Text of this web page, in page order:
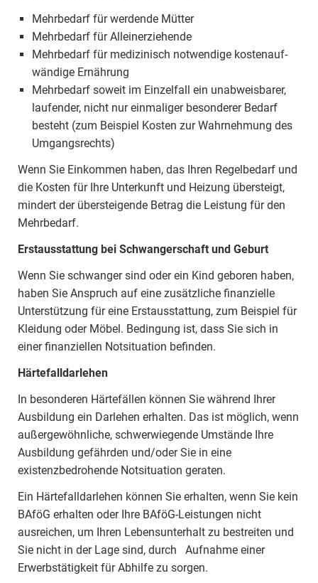
Mehrbedarf für werdende Mütter
Mehrbedarf für Alleinerziehende
Mehrbedarf für medizinisch notwendige kostenauf­
wändige Ernährung
Mehrbedarf soweit im Einzelfall ein unabweisbarer,
laufender, nicht nur einmaliger besonderer Bedarf
besteht (zum Beispiel Kosten zur Wahrnehmung des
Umgangsrechts)
Wenn Sie Einkommen haben, das Ihren Regelbedarf und
die Kosten für Ihre Unterkunft und Heizung übersteigt,
mindert der übersteigende Betrag die Leistung für den
Mehrbedarf.
Erstausstattung bei Schwangerschaft und Geburt
Wenn Sie schwanger sind oder ein Kind geboren haben,
haben Sie Anspruch auf eine zusätzliche finanzielle
Unterstützung für eine Erstausstattung, zum Beispiel für
Kleidung oder Möbel. Bedingung ist, dass Sie sich in
einer finanziellen Notsituation befinden.
Härtefalldarlehen
In besonderen Härtefällen können Sie während Ihrer
Ausbildung ein Darlehen erhalten. Das ist möglich, wenn
außergewöhnliche, schwerwiegende Umstände Ihre
Ausbildung gefährden und/oder Sie in eine
existenzbedrohende Notsituation geraten.
Ein Härtefalldarlehen können Sie erhalten, wenn Sie kein
BAföG erhalten oder Ihre BAföG-Leistungen nicht
ausreichen, um Ihren Lebensunterhalt zu bestreiten und
Sie nicht in der Lage sind, durch Aufnahme einer
Erwerbstätigkeit für Abhilfe zu sorgen.